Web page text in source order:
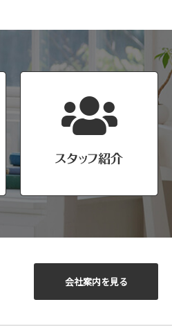
会社案内を見る